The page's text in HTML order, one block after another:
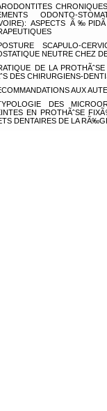
ODONTO-
ASPECTS
SCAPULO-
NEUTRE CHEZ
DE LA
DES CHIRURGIENS-
AUX
DES
EN PROTHÃˆSE
DENTAIRES DE LA